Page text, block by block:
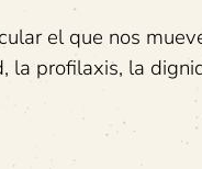
el que nos
la profilaxis, la